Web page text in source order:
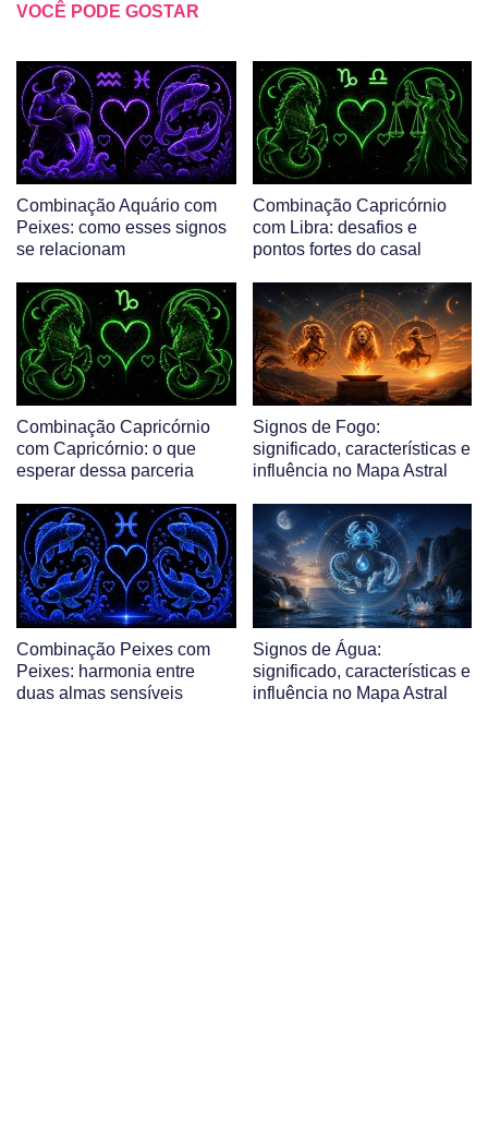
VOCÊ PODE GOSTAR
Combinação Aquário com
Peixes: como esses signos
se relacionam
Combinação Capricórnio
com Libra: desafios e
pontos fortes do casal
Combinação Capricórnio
com Capricórnio: o que
esperar dessa parceria
Signos de Fogo:
significado, características e
influência no Mapa Astral
Combinação Peixes com
Peixes: harmonia entre
duas almas sensíveis
Signos de Água:
significado, características e
influência no Mapa Astral